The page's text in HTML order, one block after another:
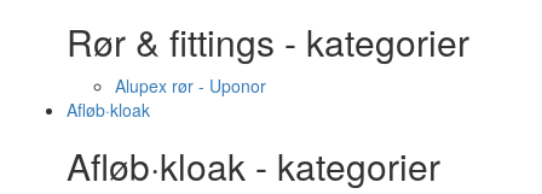
Rør & fittings - kategorier
Alupex rør - Uponor
Afløb·kloak
Afløb·kloak - kategorier